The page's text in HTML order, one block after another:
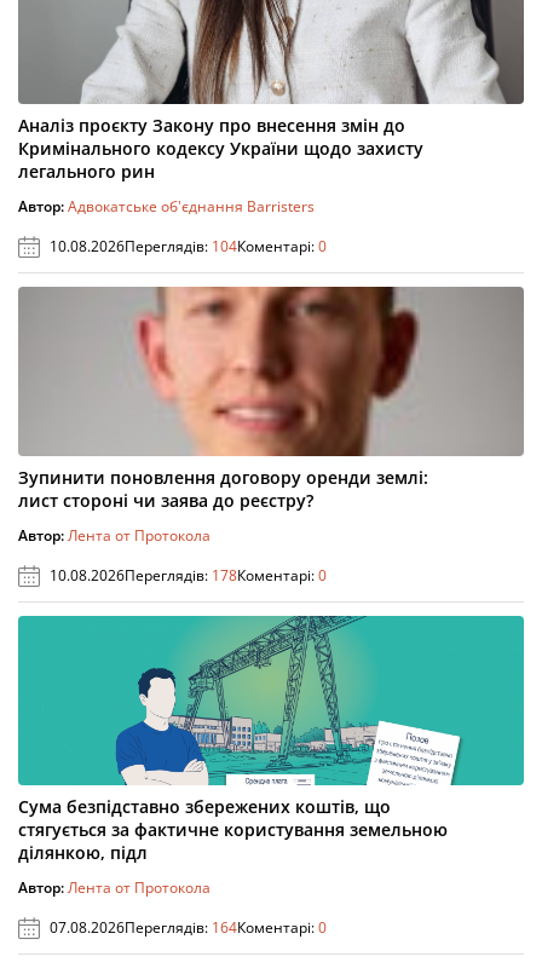
Аналіз проєкту Закону про внесення змін до
Кримінального кодексу України щодо захисту
легального рин
Автор:Адвокатське об'єднання Barristers
10.08.2026Переглядів: 104Коментарі:0
Зупинити поновлення договору оренди землі:
лист стороні чи заява до реєстру?
Автор:Лента от Протокола
10.08.2026Переглядів: 178Коментарі:0
Сума безпідставно збережених коштів, що
стягується за фактичне користування земельною
ділянкою, підл
Автор:Лента от Протокола
07.08.2026Переглядів: 164Коментарі:0